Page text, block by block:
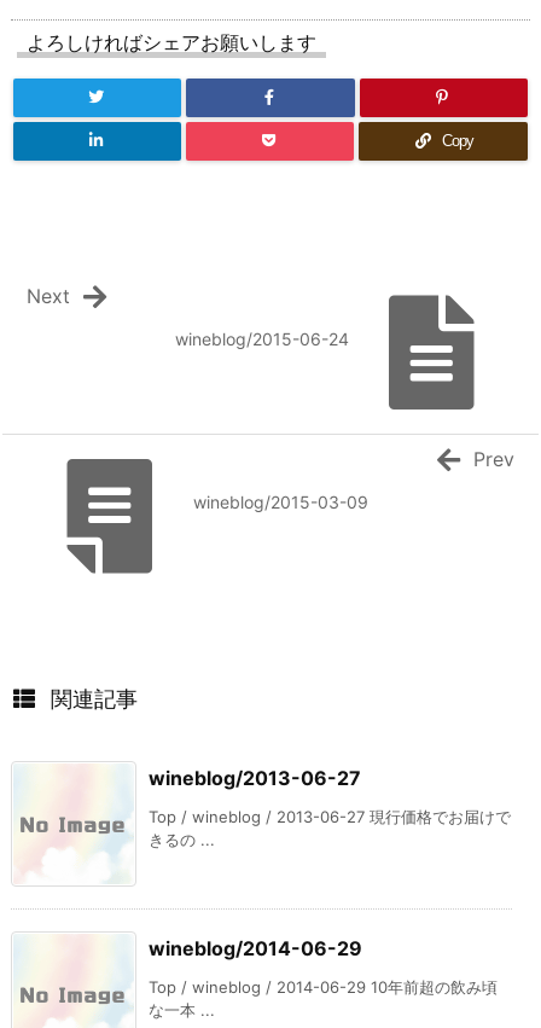
よろしければシェアお願いします
Copy
wineblog/2015-06-24
Next
wineblog/2015-03-09
Prev
関連記事
wineblog/2013-06-27
Top / wineblog / 2013-06-27 現行価格でお届けで
きるの ...
wineblog/2014-06-29
Top / wineblog / 2014-06-29 10年前超の飲み頃
な一本 ...